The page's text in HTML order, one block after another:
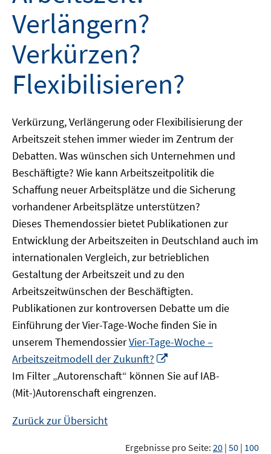
Verlängern?
Verkürzen?
Flexibilisieren?
Verkürzung, Verlängerung oder Flexibilisierung der
Arbeitszeit stehen immer wieder im Zentrum der
Debatten. Was wünschen sich Unternehmen und
Beschäftigte? Wie kann Arbeitszeitpolitik die
Schaffung neuer Arbeitsplätze und die Sicherung
vorhandener Arbeitsplätze unterstützen?
Dieses Themendossier bietet Publikationen zur
Entwicklung der Arbeitszeiten in Deutschland auch im
internationalen Vergleich, zur betrieblichen
Gestaltung der Arbeitszeit und zu den
Arbeitszeitwünschen der Beschäftigten.
Publikationen zur kontroversen Debatte um die
Einführung der Vier-Tage-Woche finden Sie in
unserem ThemendossierVier-Tage-Woche –
Arbeitszeitmodell der Zukunft?
neuem
Im Filter „Autorenschaft“ können Sie auf IAB-
(Mit-)Autorenschaft eingrenzen.
Zurück zur Übersicht
Ergebnisse pro Seite: 20 | 50 | 100